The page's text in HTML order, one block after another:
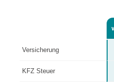
Versicherung
KFZ Steuer